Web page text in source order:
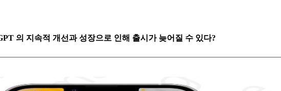
의 지속적 개선과 성장으로 인해 출시가 늦어질 수 있다?